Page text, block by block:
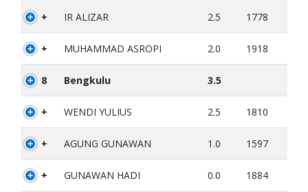
+ IR ALIZAR 2.5 1778
+ MUHAMMAD ASROPI 2.0 1918
8 Bengkulu 3.5
+ WENDI YULIUS 2.5 1810
+ AGUNG GUNAWAN 1.0 1597
+ GUNAWAN HADI 0.0 1884